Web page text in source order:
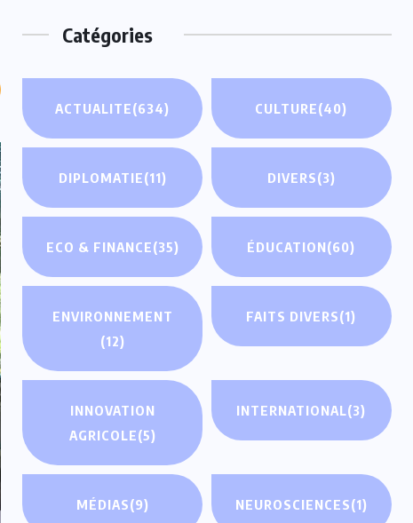
Catégories
ACTUALITE(634) CULTURE(40)
DIPLOMATIE(11) DIVERS(3)
ECO & FINANCE(35) ÉDUCATION(60)
ENVIRONNEMENT
(12)
FAITS DIVERS(1)
INNOVATION
AGRICOLE(5)
INTERNATIONAL(3)
MÉDIAS(9) NEUROSCIENCES(1)